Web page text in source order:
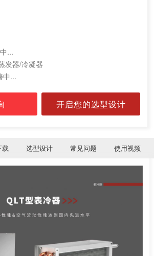
...
发器/冷凝器
中...
开启您的选型设计
载 选型设计 常见问题 使用视频